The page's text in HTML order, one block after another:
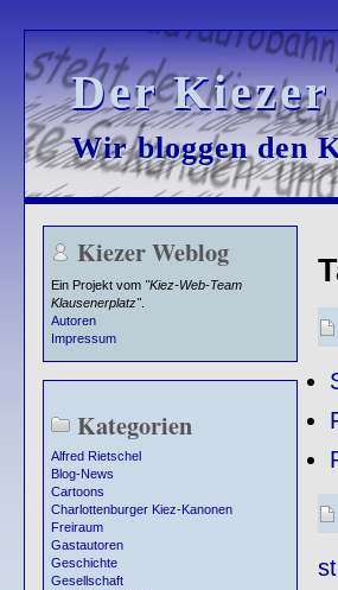
Der
Der
Wir bloggen den
Wir bloggen den
Kiezer Weblog
Ein Projekt vom "Kiez-Web-Team
Klausenerplatz".
Autoren
Impressum
Kategorien
Alfred Rietschel
Blog-News
Cartoons
Charlottenburger Kiez-Kanonen
Freiraum
Gastautoren
Geschichte
Gesellschaft